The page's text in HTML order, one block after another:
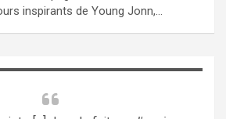
inspirants de Young Jonn,…